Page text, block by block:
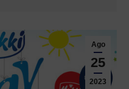
Ago
25
2023